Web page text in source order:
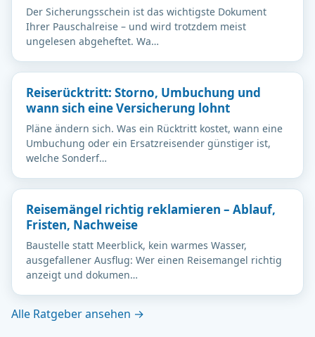
Der Sicherungsschein ist das wichtigste Dokument
Ihrer Pauschalreise – und wird trotzdem meist
ungelesen abgeheftet. Wa…
Reiserücktritt: Storno, Umbuchung und
wann sich eine Versicherung lohnt
Pläne ändern sich. Was ein Rücktritt kostet, wann eine
Umbuchung oder ein Ersatzreisender günstiger ist,
welche Sonderf…
Reisemängel richtig reklamieren – Ablauf,
Fristen, Nachweise
Baustelle statt Meerblick, kein warmes Wasser,
ausgefallener Ausflug: Wer einen Reisemangel richtig
anzeigt und dokumen…
Alle Ratgeber ansehen →